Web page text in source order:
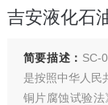
吉安液化石
简要描述： SC-
是按照中华人民
铜片腐蚀试验